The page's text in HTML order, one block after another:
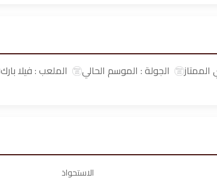
الممتاز الجولة : الموسم الحالي الملعب : فيلا بارك
الاستحواذ